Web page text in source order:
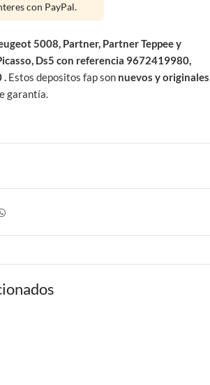
con PayPal.
5008, Partner, Partner Teppee y
Ds5 con referencia 9672419980,
. Estos depositos fap son nuevos y originales
garantía.